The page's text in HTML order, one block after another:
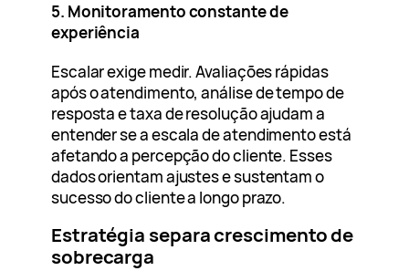
5. Monitoramento constante de
experiência
Escalar exige medir. Avaliações rápidas
após o atendimento, análise de tempo de
resposta e taxa de resolução ajudam a
entender se a escala de atendimento está
afetando a percepção do cliente. Esses
dados orientam ajustes e sustentam o
sucesso do cliente a longo prazo.
Estratégia separa crescimento de
sobrecarga